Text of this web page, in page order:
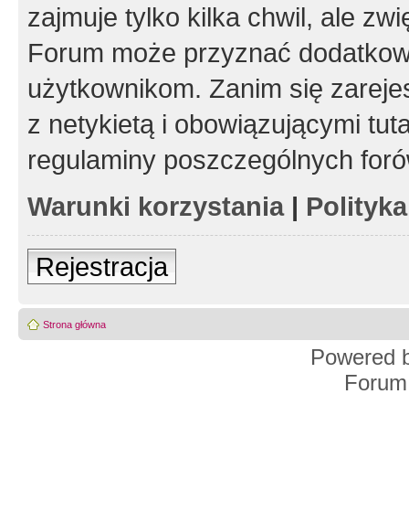
zajmuje tylko kilka chwil, ale
Forum może przyznać
użytkownikom. Zanim się
z netykietą i obowiązującymi
regulaminy poszczególnych
Warunki korzystania|
Rejestracja
Strona główna
Powered